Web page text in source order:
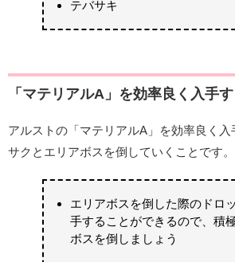
テバサキ
「マテリアルA」を効率良く入手
アルストの「マテリアルA」を効率良く入
サクとエリアボスを倒していくことです。
エリアボスを倒した際のドロ
手することができるので、積
ボスを倒しましょう